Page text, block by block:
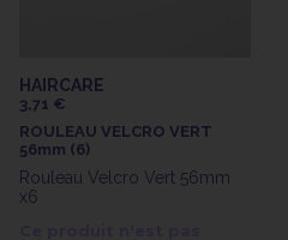
HAIRCARE
3,71 €
ROULEAU VELCRO VERT
56mm (6)
Rouleau Velcro Vert 56mm
x6